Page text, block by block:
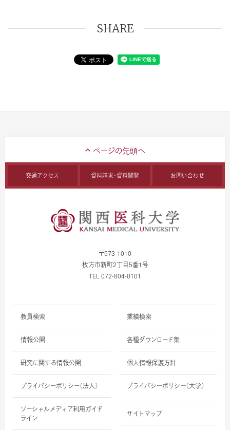
SHARE
交通アクセス 資料請求・資料閲覧 お問い合わせ
〒573-1010
枚方市新町2丁目5番1号
TEL 072-804-0101
教員検索 業績検索
情報公開 各種ダウンロード集
研究に関する情報公開 個人情報保護方針
プライバシーポリシー（法人） プライバシーポリシー（大学）
ソーシャルメディア利用ガイド
ライン
サイトマップ